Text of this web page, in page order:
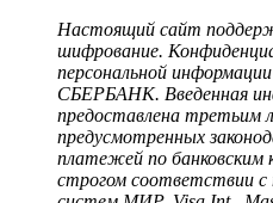
Настоящий сайт
шифрование.
персональной
СБЕРБАНК. Введенная
предоставлена третьим
предусмотренных
платежей по банковским
строгом соответствии